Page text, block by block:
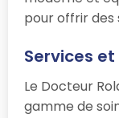
pour offrir des
Services
Le Docteur
gamme de